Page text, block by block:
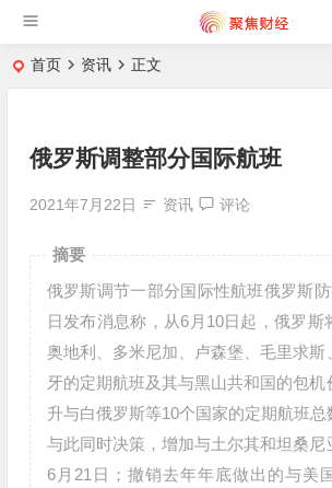
首页 资讯 正文
俄罗斯调整部分国际航班
2021年7月22日 资讯 评论
摘要
俄罗斯调节一部分国际性航班俄罗斯
日发布消息称，从6月10日起，俄罗斯
奥地利、多米尼加、卢森堡、毛里求斯
牙的定期航班及其与黑山共和国的包机
升与白俄罗斯等10个国家的定期航班总
与此同时决策，增加与土尔其和坦桑尼
6月21日；撤销去年年底做出的与美